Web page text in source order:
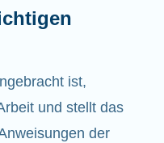
ist,
und stellt das
der